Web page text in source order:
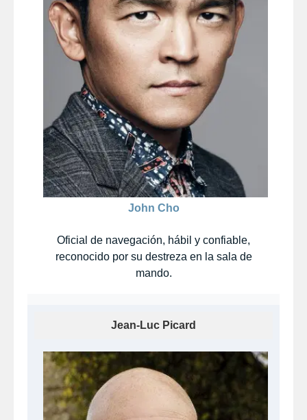
John Cho
Oficial de navegación, hábil y confiable,
reconocido por su destreza en la sala de
mando.
Jean-Luc Picard